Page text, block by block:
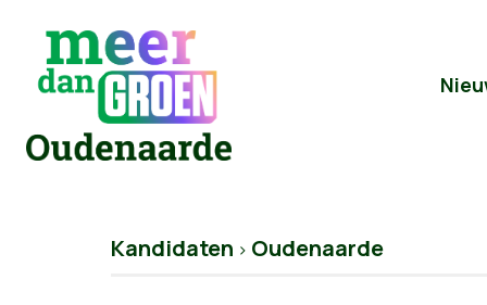
Kandidaten > Oudenaarde